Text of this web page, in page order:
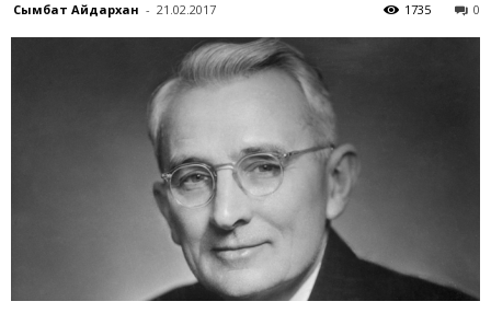
Сымбат Айдархан - 21.02.2017 0
1735